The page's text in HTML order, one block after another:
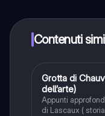
Knowunity
alcun limite!!
Contenuti
Storia dell'arte
Grotta di
dell’arte)
Appunti
di Lascaux ( storia